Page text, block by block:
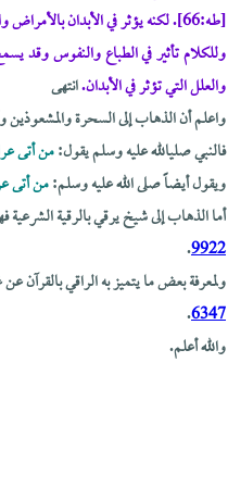
[طـه:66]. لكنه يؤثر في الأبدان بالأمراض والموت أوالجنون.
وللكلام تأثير في الطباع والنفوس وقد
والعلل التي تؤثر في الأبدان.انتهى
واعلم أن الذهاب إلى السحرة
فالنبي صلىالله عليه وسلم يقول:من أتى
ويقول أيضاً صلى الله عليه وسلم:من أتى
أما الذهاب إلى شيخ يرقي بالرقية
9922
.
ولمعرفة بعض ما يتميز به الراقي بالقرآن
6347
.
والله أعلم.